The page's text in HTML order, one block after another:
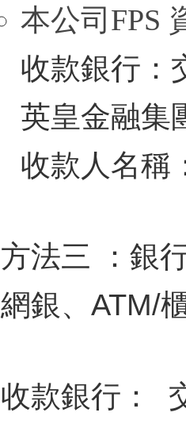
本公司 FPS
收款銀行：
英皇金融集
收款人名稱
方法三 ：銀
網銀、ATM/
收款銀行：